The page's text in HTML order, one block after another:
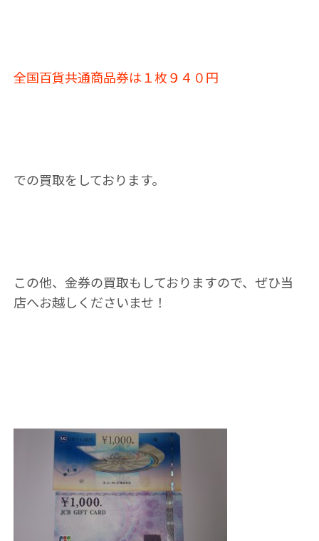
全国百貨共通商品券は１枚９４０円
での買取をしております。
この他、金券の買取もしておりますので、ぜひ当
店へお越しくださいませ！